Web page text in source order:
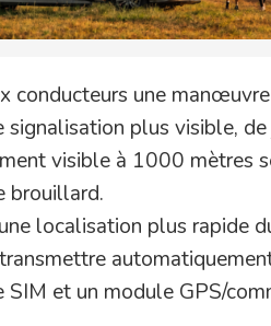
conducteurs une
signalisation plus visible,
visible à 1000 mètres
brouillard.
localisation plus rapide
SIM et un module GPS/